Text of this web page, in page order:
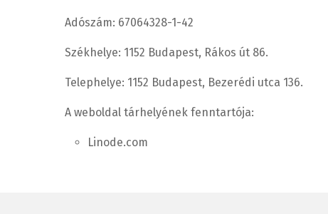
Adószám: 67064328-1-42
Székhelye: 1152 Budapest, Rákos út 86.
Telephelye: 1152 Budapest, Bezerédi utca 136.
A weboldal tárhelyének fenntartója:
Linode.com